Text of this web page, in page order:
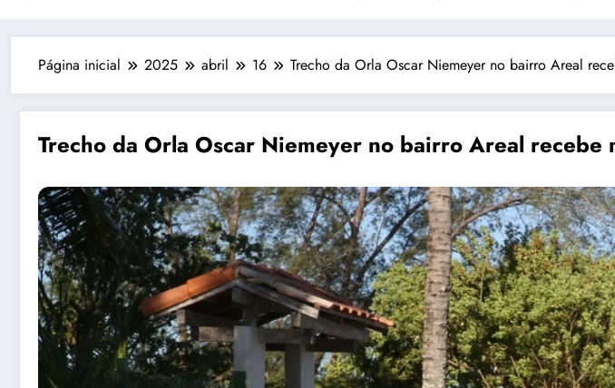
Página inicial 2025 abril 16 Trecho da Orla Oscar Niemeyer no bairro Areal
Trecho da Orla Oscar Niemeyer no bairro Areal recebe